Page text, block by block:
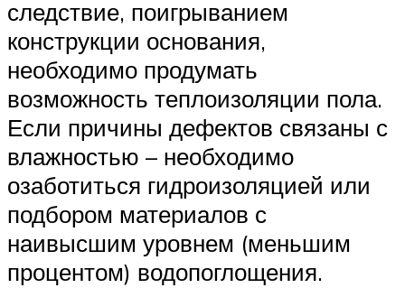
следствие, поигрыванием
конструкции основания,
необходимо продумать
возможность теплоизоляции пола.
Если причины дефектов связаны с
влажностью – необходимо
озаботиться гидроизоляцией или
подбором материалов с
наивысшим уровнем (меньшим
процентом) водопоглощения.